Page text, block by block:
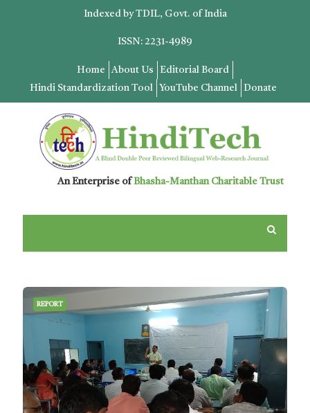
Indexed by TDIL, Govt. of India
ISSN: 2231-4989
Home About Us
Editorial Board
Hindi Standardization Tool
YouTube Channel Donate
An Enterprise ofBhasha-Manthan Charitable Trust
REPORT